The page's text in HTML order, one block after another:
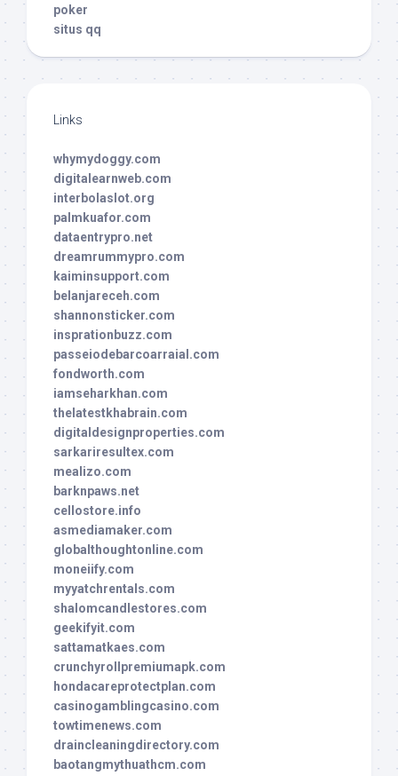
poker
situs qq
Links
whymydoggy.com
digitalearnweb.com
interbolaslot.org
palmkuafor.com
dataentrypro.net
dreamrummypro.com
kaiminsupport.com
belanjareceh.com
shannonsticker.com
insprationbuzz.com
passeiodebarcoarraial.com
fondworth.com
iamseharkhan.com
thelatestkhabrain.com
digitaldesignproperties.com
sarkariresultex.com
mealizo.com
barknpaws.net
cellostore.info
asmediamaker.com
globalthoughtonline.com
moneiify.com
myyatchrentals.com
shalomcandlestores.com
geekifyit.com
sattamatkaes.com
crunchyrollpremiumapk.com
hondacareprotectplan.com
casinogamblingcasino.com
towtimenews.com
draincleaningdirectory.com
baotangmythuathcm.com